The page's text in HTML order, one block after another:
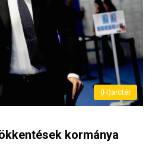
(H)arctér
kormánya